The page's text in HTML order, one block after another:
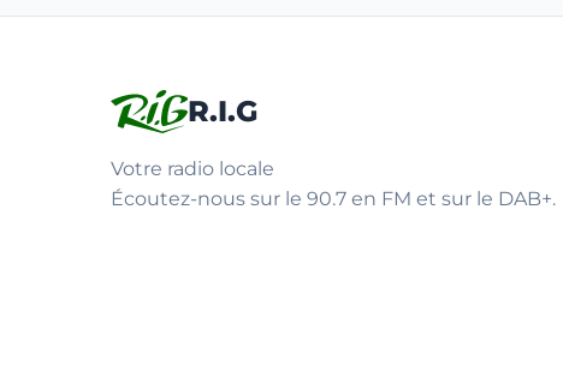
R.I.G
Votre radio locale
Écoutez-nous sur le 90.7 en FM et sur le DAB+.